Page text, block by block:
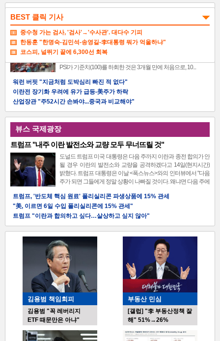
BEST 클릭 기사
중수청 가는 검사, '검사'→'수사관'. 대다수 기피
한동훈 "한명숙-김민석-송영길-李대통령 뭐가 억울하냐"
코스피, 널뛰기 끝에 6,300선 회복
정청래 "대통령 이름 팔아 공포심 조성 대단히 비겁"
[미디어토마토] 李대통령 지지율, 귀국후 4%p↓
송영길 "호남의 자주적 정치 중심, 내가 다시 세우겠다"
[한길리서치] "검찰보다 경찰 더 못믿겠다"
송영길 "실수요자 대출 막으면 그림의 떡일 뿐"
정청래 "영남 깨시민들이 호남 간다"에 송영길 "참담"
정동영 "북한을 조선으로 불러야" vs 李대통령 "고민 더 하라"
뷰스 경제광장
산업연구원 "8월 제조업 경기, 반도체 빼고 급랭할듯"
다음 달 국내 제조업 경기가 반도체를 제외한 대부분 업종에서 급
랭할 것으로 전망됐다. 26일 산업연구원의 산업경기 전문가 서베
PSI가 기준치(100)를 하회한 것은 3개월 만에 처음으로, 10...
워런 버핏 "지금처럼 도박심리 빠진 적 없다"
이란전 장기화 우려에 유가 급등-美주가 하락
산업장관 "주52시간 손봐야...중국과 비교해야"
외국인 '반도체 투매'로 코스피 6,200대 폭삭
6월 경상수지 흑자 497억달러, '역대 최대' 경신
일론 머스크, 미국주가 쥐락펴락
코스피, 외국인 매수로 6,500선 회복
호남 반도체공장 전력·용수, 내년 7월 착공
코스피 6,600 회복. 매수 사이드카 발동도
쿠팡Inc, 정보유출 과징금에 역대최대 8천350억원 영업손실
뷰스 국제광장
트럼프 "내주 이란 발전소와 교량 모두 무너뜨릴 것"
도널드 트럼프 미국 대통령은 다음 주까지 이란과 종전 합의가 안
될 경우 이란의 발전소와 교량을 공격하겠다고 14일(현지시간)
밝혔다. 트럼프 대통령은 이날 <폭스뉴스>와의 인터뷰에서 "다음
주가 되면 그들에게 정말 상황이 나빠질 것이다. 왜냐면 다음 주에
트럼프, '반도체 핵심 원료' 폴리실리콘 파생상품에 15% 관세
"美, 이르면 6일 수입 폴리실리콘에 15% 관세"
트럼프 "이란과 합의하고 싶다…살상하고 싶지 않아"
이란 "호르무즈 새 항로 합의…상당부분 이란 영해 통과"
구마모토 강진 사망자 34명으로 늘어
이란 "요르단 미군 기지 공격…F-35 전투기 3대 파괴"
미군 "이란 상대 공습 개시". 엿새만에 공격 재개
다카이치 "구마모토 강진 사망자 13명…구조, 시간과의 싸움"
<NHK> "강진으로 규슈 쇼핑몰 일부 붕괴…내부에 다수 갇힌 듯"
사우디, '유조선 공격' 후티반군 점령지 호데이다 공습
사-01
김용범 책임회피
김용범 "꼭 레버리지
ETF 때문만은 아냐"
부동산 민심
[갤럽] "李 부동산정책 잘
해" 51%→26%